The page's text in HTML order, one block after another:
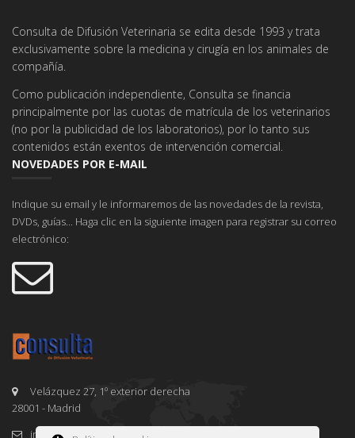
Consulta de Difusión Veterinaria se edita desde 1993 y trata
exclusivamente sobre la medicina y cirugía en los animales de
compañía.
Como publicación independiente, Consulta se financia
principalmente por las cuotas de matrícula de los veterinarios
(no por la publicidad de los laboratorios), por lo tanto sus
contenidos están exentos de intervención comercial.
NOVEDADES POR E-MAIL
Indique su email y le informaremos de las novedades de la revista,
DVDs, guías... Haga clic en la siguiente imagen para registrar su correo
electrónico:
Velázquez 27, 1º exterior derecha
28001 - Madrid
info@consultavet.org